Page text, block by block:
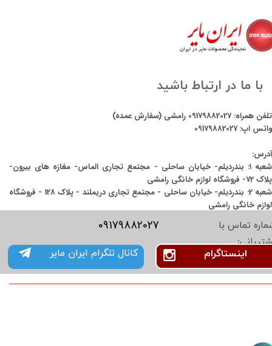
با ما در ارتباط باشید
تلفن همراه: 09179882027 رامشی (سفارش عمده)
واتس اپ: 09179882027
آدرس:
شعبه ۱: بندردیلم- خیابان ساحلی - مجتمع تجاری الماس- مغازه های بیرون-
پلاک 72- فروشگاه لوازم خانگی رامشی
شعبه 2: بندردیلم- خیابان ساحلی - مجتمع تجاری دریملند - پلاک 128 - فروشگاه
لوازم خانگی رامشی
تماس با
09179882027
کانال تلگرام ایران مایر اینستاگرام